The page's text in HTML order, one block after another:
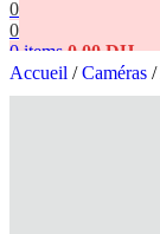
0
0
0items 0,00DH
Accueil / Caméras /